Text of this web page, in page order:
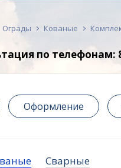
Ограды Кованые
по телефонам:
Оформление
Сварные